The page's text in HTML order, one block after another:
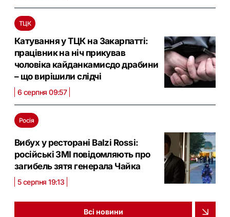
ТЦК
Катування у ТЦК на Закарпатті:
працівник на ніч прикував
чоловіка кайданкамисдо драбини
– що вирішили слідчі
6 серпня 09:57
Росія
Вибух у ресторані Balzi Rossi:
російські ЗМІ повідомляють про
загибель зятя генерала Чайка
5 серпня 19:13
Всі новини